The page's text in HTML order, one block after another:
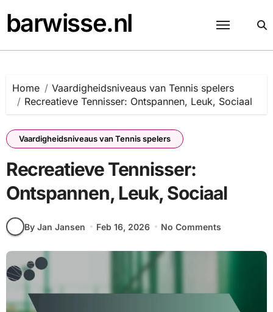
content
barwisse.nl
Home
Vaardigheidsniveaus van Tennis spelers
Recreatieve Tennisser: Ontspannen, Leuk, Sociaal
Vaardigheidsniveaus van Tennis spelers
Recreatieve Tennisser:
Ontspannen, Leuk, Sociaal
By Jan Jansen Feb 16, 2026 No Comments